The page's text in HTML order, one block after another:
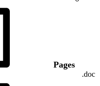
Pages
.doc